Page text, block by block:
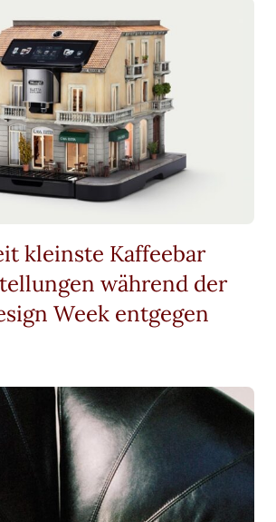
kleinste Kaffeebar
während der
Week entgegen